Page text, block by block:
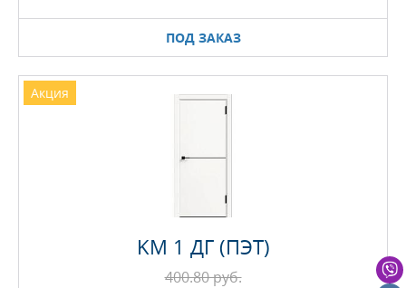
ПОД ЗАКАЗ
Акция
KM 1 ДГ (ПЭТ)
400.80 руб.